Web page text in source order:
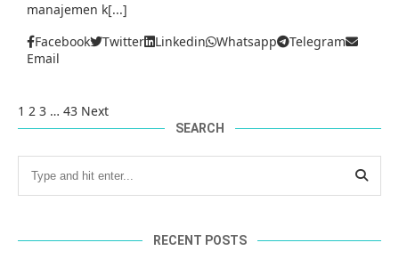
manajemen k[...]
Facebook
Twitter Linkedin Whatsapp
Telegram
Email
1 2 3 … 43 Next
SEARCH
RECENT POSTS